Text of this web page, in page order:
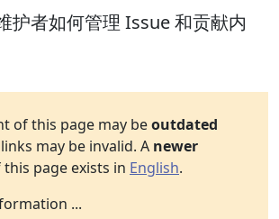
护者如何管理 Issue 和贡献内
of this page may beoutdated
may be invalid. A newer
this page exists in English.
...